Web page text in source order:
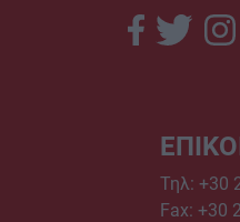
Τηλ: +30
Fax: +30